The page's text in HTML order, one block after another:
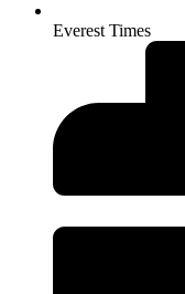
Everest Times